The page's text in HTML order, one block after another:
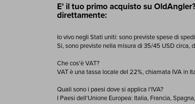
E' il tuo primo acquisto su
direttamente:
Io vivo negli Stati uniti: sono previste spese di
Si, sono previste nella misura di 35/45 USD circa,
Che cos'è VAT?
VAT è una tassa locale del 22%, chiamata IVA in
Quali sono i paesi dove si applica l'IVA?
I Paesi dell'Unione Europea: Italia, Francia,